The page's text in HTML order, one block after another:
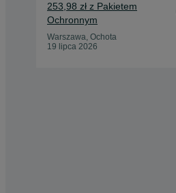
253,98 zł z Pakietem
Ochronnym
Warszawa, Ochota
19 lipca 2026